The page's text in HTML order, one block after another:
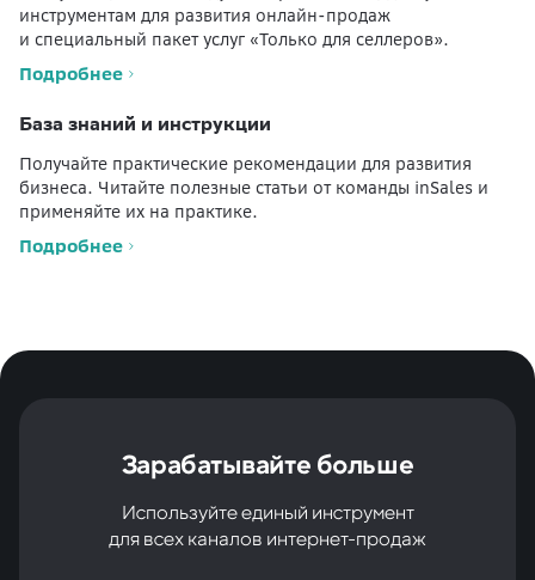
инструментам для развития онлайн-продаж
и специальный пакет услуг «Только для селлеров».
Подробнее
База знаний и инструкции
Получайте практические рекомендации для развития
бизнеса. Читайте полезные статьи от команды inSales и
применяйте их на практике.
Подробнее
Зарабатывайте больше
Используйте единый инструмент
для всех каналов интернет-продаж